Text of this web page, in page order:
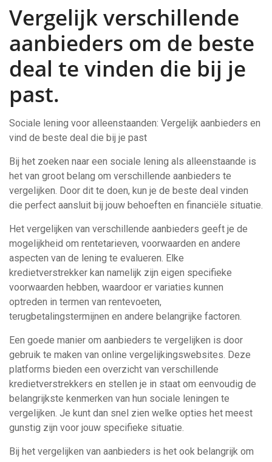
Vergelijk verschillende
aanbieders om de beste
deal te vinden die bij je
past.
Sociale lening voor alleenstaanden: Vergelijk aanbieders en
vind de beste deal die bij je past
Bij het zoeken naar een sociale lening als alleenstaande is
het van groot belang om verschillende aanbieders te
vergelijken. Door dit te doen, kun je de beste deal vinden
die perfect aansluit bij jouw behoeften en financiële situatie.
Het vergelijken van verschillende aanbieders geeft je de
mogelijkheid om rentetarieven, voorwaarden en andere
aspecten van de lening te evalueren. Elke
kredietverstrekker kan namelijk zijn eigen specifieke
voorwaarden hebben, waardoor er variaties kunnen
optreden in termen van rentevoeten,
terugbetalingstermijnen en andere belangrijke factoren.
Een goede manier om aanbieders te vergelijken is door
gebruik te maken van online vergelijkingswebsites. Deze
platforms bieden een overzicht van verschillende
kredietverstrekkers en stellen je in staat om eenvoudig de
belangrijkste kenmerken van hun sociale leningen te
vergelijken. Je kunt dan snel zien welke opties het meest
gunstig zijn voor jouw specifieke situatie.
Bij het vergelijken van aanbieders is het ook belangrijk om